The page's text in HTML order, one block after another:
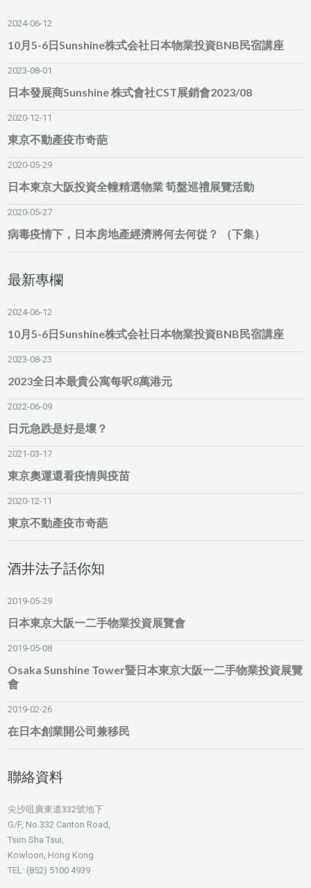
2024-06-12
10月5-6日Sunshine株式会社日本物業投資BNB民宿講座
2023-08-01
日本發展商Sunshine 株式會社CST展銷會2023/08
2020-12-11
東京不動產疫市奇葩
2020-05-29
日本東京大阪投資全幢精選物業 筍盤巡禮展覽活動
2020-05-27
病毒疫情下，日本房地產經濟將何去何從？ （下集）
最新專欄
2024-06-12
10月5-6日Sunshine株式会社日本物業投資BNB民宿講座
2023-08-23
2023全日本最貴公寓每呎8萬港元
2022-06-09
日元急跌是好是壞？
2021-03-17
東京奧運還看疫情與疫苗
2020-12-11
東京不動產疫市奇葩
酒井法子話你知
2019-05-29
日本東京大阪一二手物業投資展覽會
2019-05-08
Osaka Sunshine Tower暨日本東京大阪一二手物業投資展覽
會
2019-02-26
在日本創業開公司兼移民
聯絡資料
尖沙咀廣東道332號地下
G/F, No.332 Canton Road,
Tsim Sha Tsui,
Kowloon, Hong Kong
TEL: (852) 5100 4939